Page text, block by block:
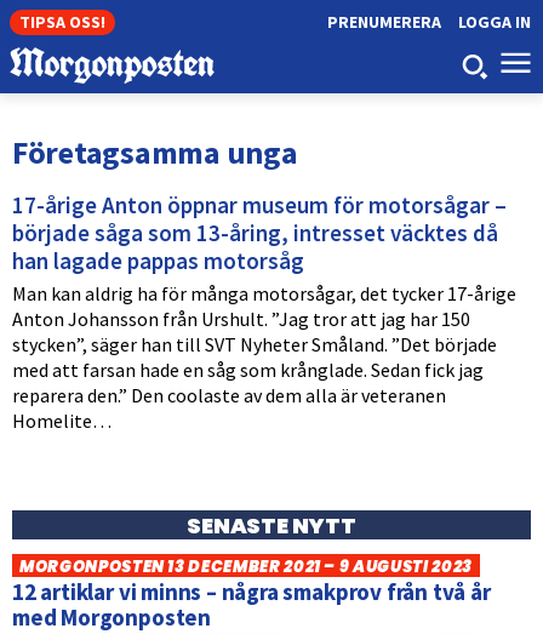
TIPSA OSS! LOGGA IN
PRENUMERERA
Företagsamma unga
17-årige Anton öppnar museum för motorsågar –
började såga som 13-åring, intresset väcktes då
han lagade pappas motorsåg
Man kan aldrig ha för många motorsågar, det tycker 17-årige
Anton Johansson från Urshult. ”Jag tror att jag har 150
stycken”, säger han till SVT Nyheter Småland. ”Det började
med att farsan hade en såg som krånglade. Sedan fick jag
reparera den.” Den coolaste av dem alla är veteranen
Homelite…
SENASTE NYTT
MORGONPOSTEN 13 DECEMBER 2021 – 9 AUGUSTI 2023
12 artiklar vi minns – några smakprov från två år
med Morgonposten